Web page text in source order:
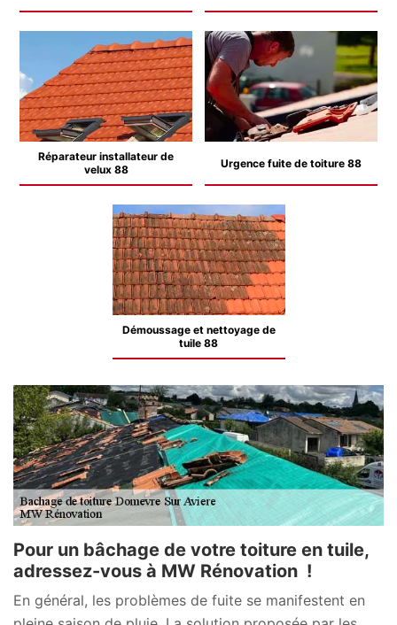
Réparateur installateur de
velux 88
Urgence fuite de toiture 88
Démoussage et nettoyage de
tuile 88
Pour un bâchage de votre toiture en tuile,
adressez-vous à MW Rénovation !
En général, les problèmes de fuite se manifestent en